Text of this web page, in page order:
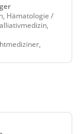
Hämatologie /